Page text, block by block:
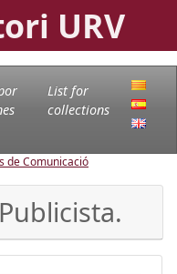
URV
List for
collections
de Comunicació